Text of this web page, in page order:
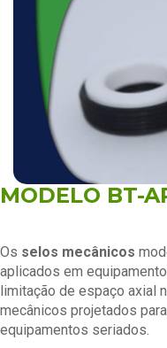
MODELO BT-
Os selos mecânicos
aplicados em
limitação de espaço axial
mecânicos projetados
equipamentos seriados.